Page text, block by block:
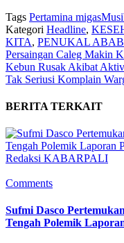
Tags Pertamina migas
Kategori Headline,
KITA, PENUKAL
Persaingan Caleg Makin
Kebun Rusak Akibat
Tak Seriusi Komplain
BERITA TERKAIT
Redaksi KABARPALI
Comments
Sufmi Dasco
Tengah Polemik